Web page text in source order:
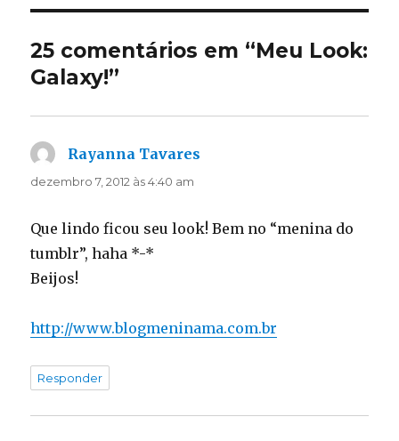
25 comentários em “Meu Look:
Galaxy!”
Rayanna Tavares
dezembro 7, 2012 às 4:40 am
Que lindo ficou seu look! Bem no “menina do
tumblr”, haha *-*
Beijos!
http://www.blogmeninama.com.br
Responder